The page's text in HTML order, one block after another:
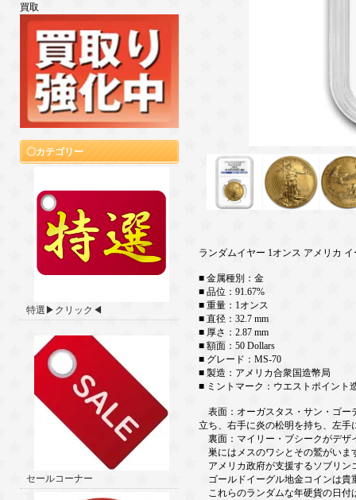
買取
カテゴリー
特選▶クリック◀
セールコーナー
ランダムイヤー 1オンス アメリカ
■ 金属種別：金
■ 品位：91.67%
■ 重量：1オンス
■ 直径：32.7 mm
■ 厚さ：2.87 mm
■ 額面：50 Dollars
■ グレード：MS-70
■ 製造：アメリカ合衆国造幣局
■ ミントマーク：ウエストポイント
表面：オーガスタス・サン・ゴー
立ち、右手に炎の松明を持ち、左
裏面：マイリー・ブシークがデザ
巣にはメスのワシとその鷲がいま
アメリカ政府が支援するソブリン
ゴールドイーグル地金コインは貴
これらのランダムな年硬貨の日付